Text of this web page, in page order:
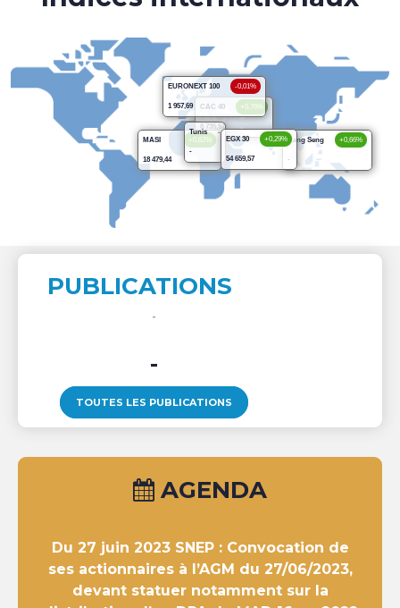
CAC 40 +0,76%
8 735,57
EURONEXT 100 -0,01%
1 957,69
MASI +0,82%
18 479,44
Hang Seng +0,66%
-
Tunis -
-
EGX 30 +0,29%
54 659,57
PUBLICATIONS
-
TOUTES LES PUBLICATIONS
AGENDA
Du 27 juin 2023SNEP : Convocation de
ses actionnaires à l’AGM du 27/06/2023,
devant statuer notamment sur la